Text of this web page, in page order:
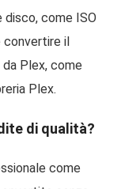
disco, come ISO
convertire il
Plex, come
Plex.
di qualità?
come